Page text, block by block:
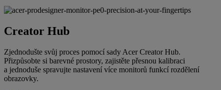
Creator Hub
Zjednodušte svůj proces pomocí sady Acer Creator Hub.
Přizpůsobte si barevné prostory, zajistěte přesnou kalibraci
a jednoduše spravujte nastavení více monitorů funkcí rozdělení
obrazovky.